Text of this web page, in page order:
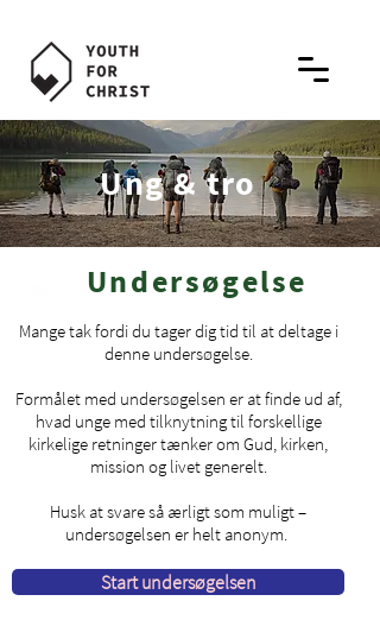
Ung & tro
Undersøgelse
Mange tak fordi du tager dig tid til at deltage i
denne undersøgelse.
Formålet med undersøgelsen er at finde ud af,
hvad unge med tilknytning til forskellige
kirkelige retninger tænker om Gud, kirken,
mission og livet generelt.
Husk at svare så ærligt som muligt –
undersøgelsen er helt anonym.
Start undersøgelsen